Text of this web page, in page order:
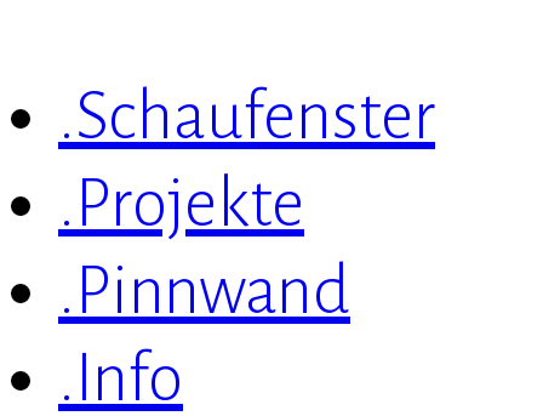
.Schaufenster
.Projekte
.Pinnwand
.Info